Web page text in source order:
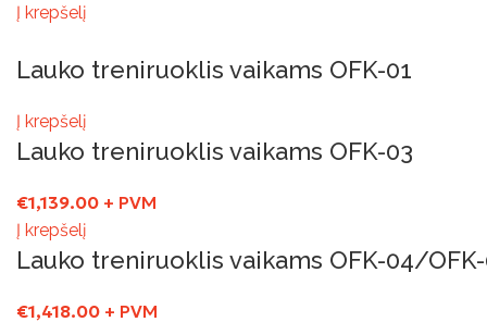
Į krepšelį
Lauko treniruoklis vaikams OFK-01
Į krepšelį
Lauko treniruoklis vaikams OFK-03
€1,139.00 + PVM
Į krepšelį
Lauko treniruoklis vaikams OFK-04/
€1,418.00 + PVM